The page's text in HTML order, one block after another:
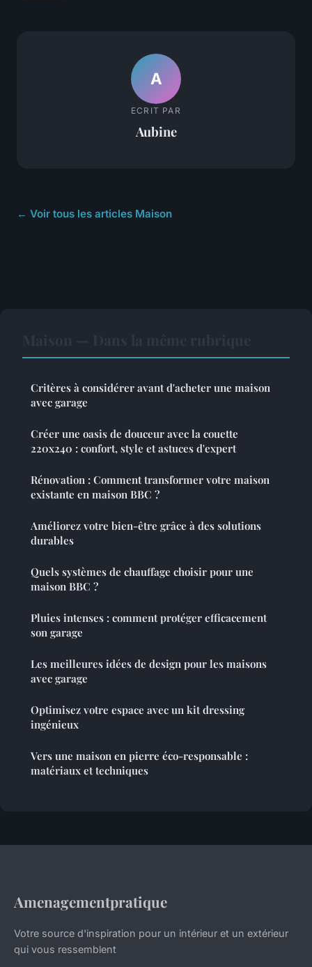
A
ECRIT PAR
Aubine
← Voir tous les articles Maison
Critères à considérer avant d'acheter une maison
avec garage
Créer une oasis de douceur avec la couette
220x240 : confort, style et astuces d'expert
Rénovation : Comment transformer votre maison
existante en maison BBC ?
Améliorez votre bien-être grâce à des solutions
durables
Quels systèmes de chauffage choisir pour une
maison BBC ?
Pluies intenses : comment protéger efficacement
son garage
Les meilleures idées de design pour les maisons
avec garage
Optimisez votre espace avec un kit dressing
ingénieux
Vers une maison en pierre éco-responsable :
matériaux et techniques
Amenagementpratique
Votre source d'inspiration pour un intérieur et un extérieur
qui vous ressemblent